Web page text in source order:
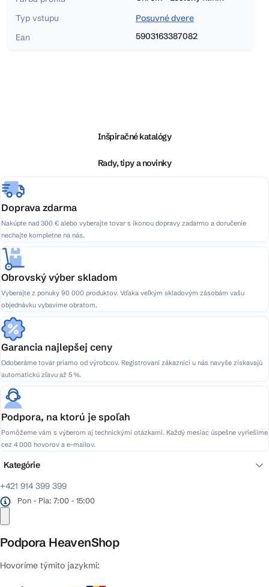
Typ vstupu
Posuvné dvere
Ean
5903163387082
e
Inšpiračné katalógy
Rady, tipy a novinky
Doprava zdarma
Nakúpte nad 300 € alebo vyberajte tovar s ikonou dopravy zadarmo a doručenie
nechajte kompletne na nás.
Obrovský výber skladom
Vyberajte z ponuky 90 000 produktov. Vďaka veľkým skladovým zásobám vašu
objednávku vybavíme obratom.
Garancia najlepšej ceny
Odoberáme tovar priamo od výrobcov. Registrovaní zákazníci u nás navyše získavajú
automatickú zľavu až 5 %.
Podpora, na ktorú je spoľah
Pomôžeme vám s výberom aj technickými otázkami. Každý mesiac úspešne vyriešime
cez 4 000 hovorov a e-mailov.
+421 914 399 399
Pon - Pia: 7:00 - 15:00
Podpora HeavenShop
Hovoríme týmito jazykmi:
Kategórie